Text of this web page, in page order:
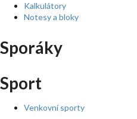
Kalkulátory
Notesy a bloky
Sporáky
Sport
Venkovní sporty